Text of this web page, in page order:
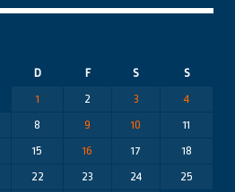
D F S
S
1
2 3
4
8 9 10
11
15 16 17
18
22 23 24
25